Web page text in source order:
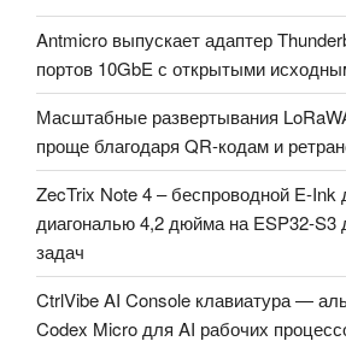
Antmicro выпускает адаптер
портов 10GbE с открытыми
Масштабные развертывания
проще благодаря QR-кодам и
ZecTrix Note 4 – беспроводной E-Ink
диагональю 4,2 дюйма на ESP32-S3
задач
CtrlVibe AI Console клавиатура —
Codex Micro для AI рабочих